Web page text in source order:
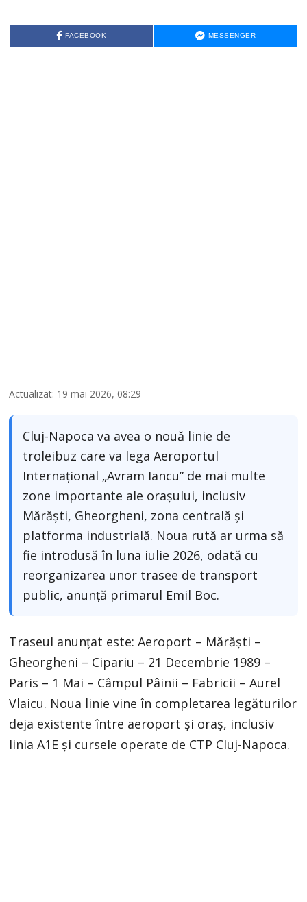
FACEBOOK MESSENGER
Actualizat: 19 mai 2026, 08:29
Cluj-Napoca va avea o nouă linie de
troleibuz care va lega Aeroportul
Internațional „Avram Iancu” de mai multe
zone importante ale orașului, inclusiv
Mărăști, Gheorgheni, zona centrală și
platforma industrială. Noua rută ar urma să
fie introdusă în luna iulie 2026, odată cu
reorganizarea unor trasee de transport
public, anunță primarul Emil Boc.
Traseul anunțat este: Aeroport – Mărăști –
Gheorgheni – Cipariu – 21 Decembrie 1989 –
Paris – 1 Mai – Câmpul Pâinii – Fabricii – Aurel
Vlaicu. Noua linie vine în completarea legăturilor
deja existente între aeroport și oraș, inclusiv
linia A1E și cursele operate de CTP Cluj-Napoca.